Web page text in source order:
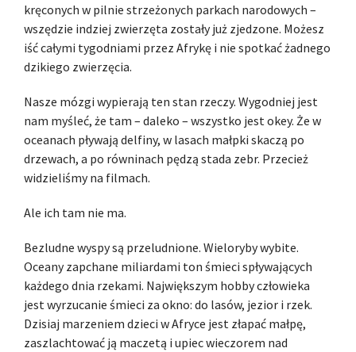
kręconych w pilnie strzeżonych parkach narodowych –
wszędzie indziej zwierzęta zostały już zjedzone. Możesz
iść całymi tygodniami przez Afrykę i nie spotkać żadnego
dzikiego zwierzęcia.
Nasze mózgi wypierają ten stan rzeczy. Wygodniej jest
nam myśleć, że tam – daleko – wszystko jest okey. Że w
oceanach pływają delfiny, w lasach małpki skaczą po
drzewach, a po równinach pędzą stada zebr. Przecież
widzieliśmy na filmach.
Ale ich tam nie ma.
Bezludne wyspy są przeludnione. Wieloryby wybite.
Oceany zapchane miliardami ton śmieci spływających
każdego dnia rzekami. Największym hobby człowieka
jest wyrzucanie śmieci za okno: do lasów, jezior i rzek.
Dzisiaj marzeniem dzieci w Afryce jest złapać małpę,
zaszlachtować ją maczetą i upiec wieczorem nad